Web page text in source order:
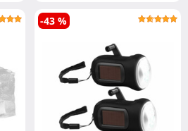
détecteur d..
-43 %